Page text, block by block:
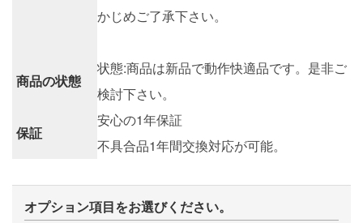
かじめご了承下さい。
商品の状態
状態:商品は新品で動作快適品です。是非ご
検討下さい。
保証
安心の1年保証
不具合品1年間交換対応が可能。
オプション項目をお選びください。